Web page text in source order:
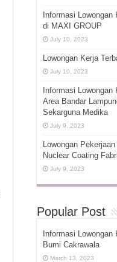
Informasi
di MAXI GROUP
July 10, 2023
Lowongan Kerja
July 10, 2023
Informasi
Area Bandar
Sekarguna Medika
July 9, 2023
Lowongan
Nuclear Coating
July 9, 2023
Popular Post
Informasi
Bumi Cakrawala
March 13, 2023